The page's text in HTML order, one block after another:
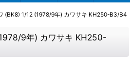
(BK8) 1/12 (1978/9年) カワサキ KH250-B3/B4
9年) カワサキ KH250-